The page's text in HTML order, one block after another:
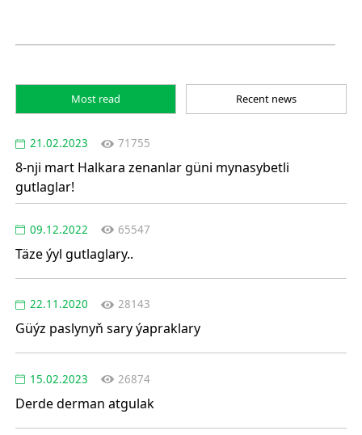
Most read Recent news
21.02.2023 71755
8-nji mart Halkara zenanlar güni mynasybetli
gutlaglar!
09.12.2022 65547
Täze ýyl gutlaglary..
22.11.2020 28143
Güýz paslynyň sary ýapraklary
15.02.2023 26874
Derde derman atgulak